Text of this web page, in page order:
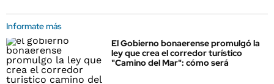
Informate más
El Gobierno bonaerense promulgó la
ley que crea el corredor turístico
"Camino del Mar": cómo será